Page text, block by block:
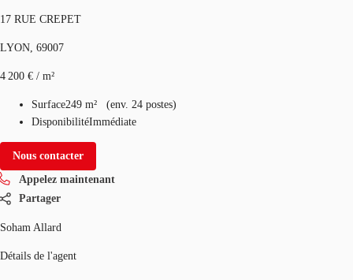
17 RUE CREPET
LYON, 69007
4 200 € / m²
Surface249 m² (env. 24 postes)
DisponibilitéImmédiate
Nous contacter
Appelez maintenant
Partager
Soham Allard
Détails de l'agent